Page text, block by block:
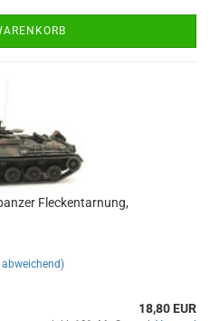
Fleckentarnung,
18,80 EUR